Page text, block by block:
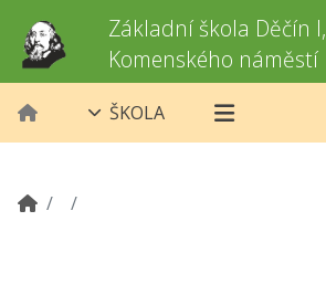
Základní škola Děčín I,
Komenského náměstí
ŠKOLA